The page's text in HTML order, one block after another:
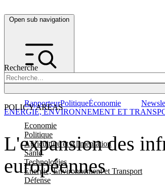
Open sub navigation
Recherche
POLICY AREAS
Economie
Politique
Agriculture et Alimentation
Santé
Technologies
Energie, Environnement et Transport
Défense
RapporteurPolitiqueÉconomie
L'expansion des
européennes
ENERGIE, ENVIRONNEMENT ET